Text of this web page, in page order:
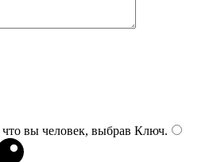
вы человек, выбрав Ключ.